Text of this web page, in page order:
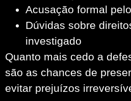
Acusação formal
Dúvidas sobre
investigado
Quanto mais cedo a
são as chances de
evitar prejuízos